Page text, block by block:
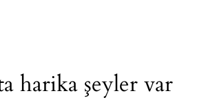
harika şeyler var